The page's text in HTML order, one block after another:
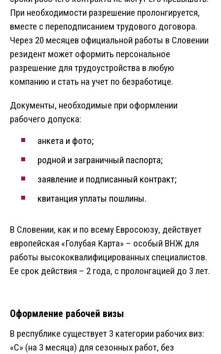
При необходимости разрешение пролонгируется,
вместе с переподписанием трудового договора.
Через 20 месяцев официальной работы в Словении
резидент может оформить персональное
разрешение для трудоустройства в любую
компанию и стать на учет по безработице.
Документы, необходимые при оформлении
рабочего допуска:
анкета и фото;
родной и заграничный паспорта;
заявление и подписанный контракт;
квитанция уплаты пошлины.
В Словении, как и по всему Евросоюзу, действует
европейская «Голубая Карта» – особый ВНЖ для
работы высококвалифицированных специалистов.
Ее срок действия – 2 года, с пролонгацией до 3 лет.
Оформление рабочей визы
В республике существует 3 категории рабочих виз:
«C» (на 3 месяца) для сезонных работ, без